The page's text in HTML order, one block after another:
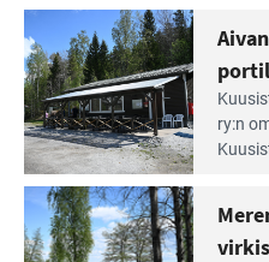
rannalla
pääsee
irti
arjesta
Lue
Leirintäoppaan
artikkeli:
Aivan
Saariston
Rengastien
portilla
ry:n